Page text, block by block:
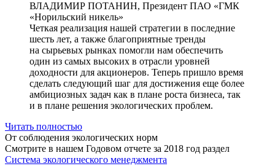
ВЛАДИМИР ПОТАНИН, Президент ПАО «ГМК
«Норильский никель»
Четкая реализация нашей стратегии в последние
шесть лет, а также благоприятные тренды
на сырьевых рынках помогли нам обеспечить
один из самых высоких в отрасли уровней
доходности для акционеров. Теперь пришло время
сделать следующий шаг для достижения еще более
амбициозных задач как в плане роста бизнеса, так
и в плане решения экологических проблем.
Читать полностью
От соблюдения экологических норм
Смотрите в нашем Годовом отчете за 2018 год раздел
Система экологического менеджмента